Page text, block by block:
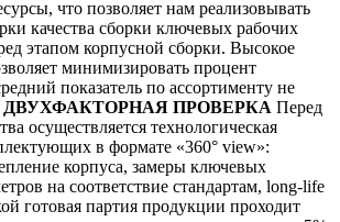
что позволяет нам реализовывать
качества сборки ключевых рабочих
этапом корпусной сборки. Высокое
минимизировать процент
показатель по ассортименту не
ДВУХФАКТОРНАЯ ПРОВЕРКА Перед
осуществляется технологическая
в формате «360° view»:
корпуса, замеры ключевых
на соответствие стандартам, long-life
готовая партия продукции проходит